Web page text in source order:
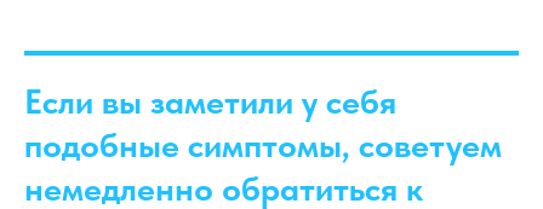
Если вы заметили у себя
подобные симптомы, советуем
немедленно обратиться к